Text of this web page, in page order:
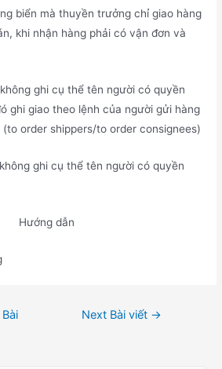
biển mà thuyền trưởng chỉ giao hàng
khi nhận hàng phải có vận đơn và
ghi cụ thể tên người có quyền
ghi giao theo lệnh của người gửi hàng
order shippers/to order consignees)
ghi cụ thể tên người có quyền
Hướng dẫn
Next Bài viết →